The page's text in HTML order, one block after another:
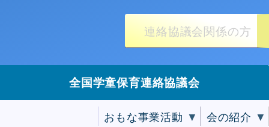
連絡協議会関係の方
全国学童保育連絡協議会
おもな事業活動 会の紹介